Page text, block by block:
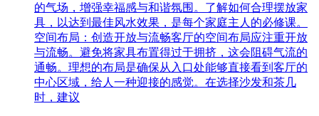
的气场，增强幸福感与和谐氛围。了解如何合理摆放家
具，以达到最佳风水效果，是每个家庭主人的必修课。
空间布局：创造开放与流畅客厅的空间布局应注重开放
与流畅。避免将家具布置得过于拥挤，这会阻碍气流的
通畅。理想的布局是确保从入口处能够直接看到客厅的
中心区域，给人一种迎接的感觉。在选择沙发和茶几
时，建议